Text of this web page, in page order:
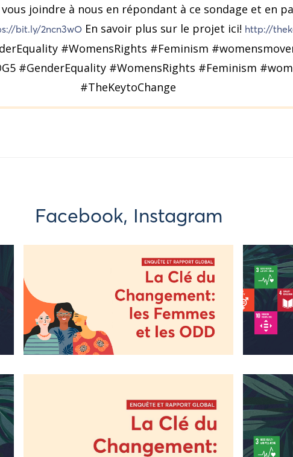
vous joindre à nous en répondant à ce sondage et en
bit.ly/2ncn3wO En savoir plus sur le projet ici! http://
#WomensRights #Feminism
#GenderEquality #WomensRights #Feminism
#TheKeytoChange
Facebook, Instagram